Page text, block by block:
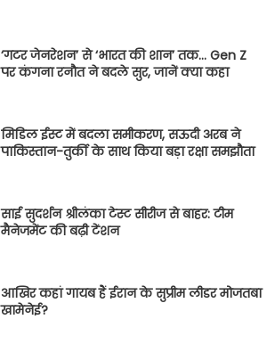
‘गटर जेनरेशन’ से ‘भारत की शान’ तक… Gen Z
पर कंगना रनौत ने बदले सुर, जानें क्या कहा
मिडिल ईस्ट में बदला समीकरण, सऊदी अरब ने
पाकिस्तान-तुर्की के साथ किया बड़ा रक्षा समझौता
साई सुदर्शन श्रीलंका टेस्ट सीरीज से बाहर: टीम
मैनेजमेंट की बढ़ी टेंशन
आखिर कहां गायब हैं ईरान के सुप्रीम लीडर मोजतबा
खामेनेई?